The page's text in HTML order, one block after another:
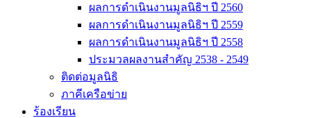
ผลการดำเนินงานมูลนิธิฯ ปี 2560
ผลการดำเนินงานมูลนิธิฯ ปี 2559
ผลการดำเนินงานมูลนิธิฯ ปี 2558
ประมวลผลงานสำคัญ 2538 - 2549
ติดต่อมูลนิธิ
ภาคีเครือข่าย
ร้องเรียน